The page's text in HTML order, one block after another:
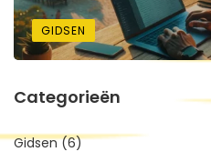
GIDSEN
Categorieën
Gidsen(6)